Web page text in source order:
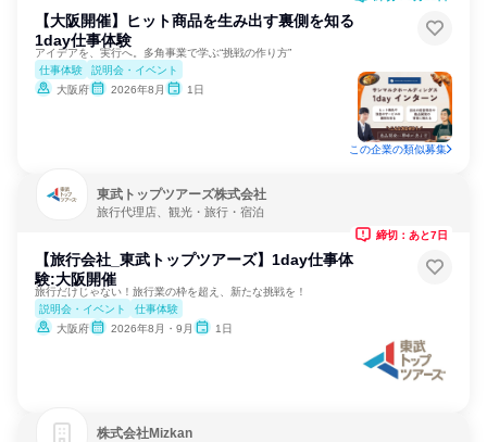
【大阪開催】ヒット商品を生み出す裏側を知る
1day仕事体験
アイデアを、実行へ。多角事業で学ぶ“挑戦の作り方”
仕事体験
説明会・イベント
大阪府
2026年8月 1日
この企業の類似募集
東武トップツアーズ株式会社
旅行代理店、観光・旅行・宿泊
【旅行会社_東武トップツアーズ】1day仕事体
験:大阪開催
旅行だけじゃない！旅行業の枠を超え、新たな挑戦を！
説明会・イベント
仕事体験
大阪府
2026年8月・9月 1日
締切：あと7日
株式会社Mizkan